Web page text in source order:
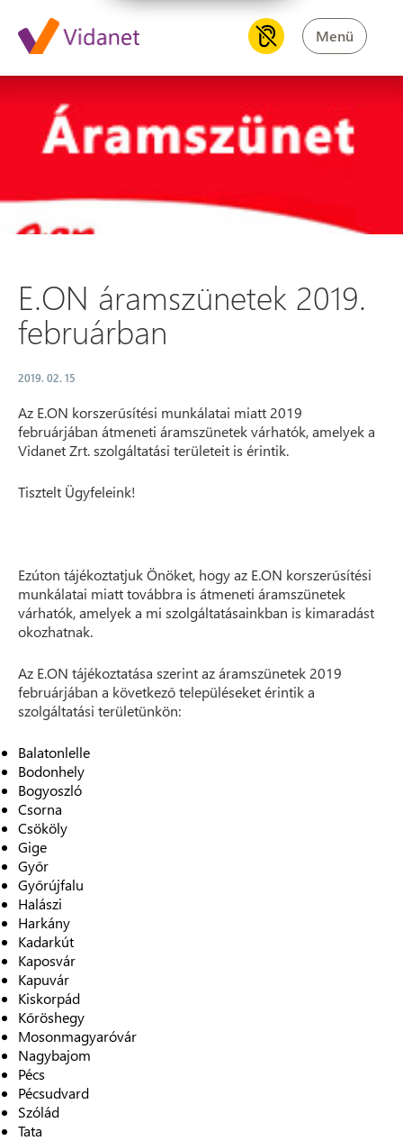
Menü
E.ON áramszünetek 2019.
E.ON áramszünetek 2019.
februárban
2019. 02. 15
Az E.ON korszerűsítési munkálatai miatt 2019
februárjában átmeneti áramszünetek várhatók, amelyek a
Vidanet Zrt. szolgáltatási területeit is érintik.
Tisztelt Ügyfeleink!
Ezúton tájékoztatjuk Önöket, hogy az E.ON korszerűsítési
munkálatai miatt továbbra is átmeneti áramszünetek
várhatók, amelyek a mi szolgáltatásainkban is kimaradást
okozhatnak.
Az E.ON tájékoztatása szerint az áramszünetek 2019
februárjában a következő településeket érintik a
szolgáltatási területünkön:
Balatonlelle
Bodonhely
Bogyoszló
Csorna
Csököly
Gige
Győr
Győrújfalu
Halászi
Harkány
Kadarkút
Kaposvár
Kapuvár
Kiskorpád
Kőröshegy
Mosonmagyaróvár
Nagybajom
Pécs
Pécsudvard
Szólád
Tata